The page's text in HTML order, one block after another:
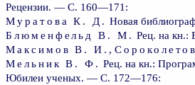
Рецензии. — С. 160—171:
Муратова К. Д. Новая
Блюменфельд В. М. Рец. на
Максимов В. И. ,
Мельник В. Ф. Рец. на кн.:
Юбилеи ученых. — С. 172—176: